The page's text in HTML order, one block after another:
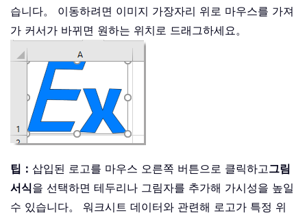
습니다。 이동하려면 이미지 가장자리 위로 마우스를 가져
가 커서가 바뀌면 원하는 위치로 드래그하세요。
팁： 삽입된 로고를 마우스 오른쪽 버튼으로 클릭하고그림
서식을 선택하면 테두리나 그림자를 추가해 가시성을 높일
수 있습니다。 워크시트 데이터와 관련해 로고가 특정 위